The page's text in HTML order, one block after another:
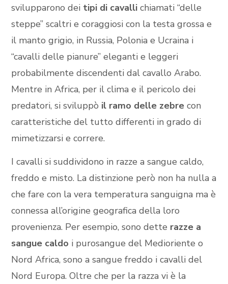
svilupparono dei tipi di cavalli chiamati “delle
steppe” scaltri e coraggiosi con la testa grossa e
il manto grigio, in Russia, Polonia e Ucraina i
“cavalli delle pianure” eleganti e leggeri
probabilmente discendenti dal cavallo Arabo.
Mentre in Africa, per il clima e il pericolo dei
predatori, si sviluppò il ramo delle zebre con
caratteristiche del tutto differenti in grado di
mimetizzarsi e correre.
I cavalli si suddividono in razze a sangue caldo,
freddo e misto. La distinzione però non ha nulla a
che fare con la vera temperatura sanguigna ma è
connessa all’origine geografica della loro
provenienza. Per esempio, sono dette razze a
sangue caldo i purosangue del Medioriente o
Nord Africa, sono a sangue freddo i cavalli del
Nord Europa. Oltre che per la razza vi è la